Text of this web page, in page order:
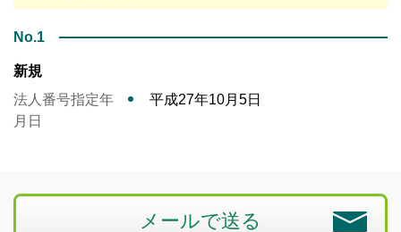
No.1
新規
法人番号指定年
月日
平成27年10月5日
メールで送る